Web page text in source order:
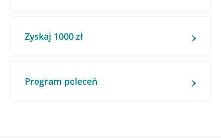
Zyskaj 1000 zł
Program poleceń